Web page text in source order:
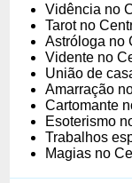
Vidência no
Tarot no
Astróloga no
Vidente no
União de
Amarração
Cartomante
Esoterismo
Trabalhos
Magias no